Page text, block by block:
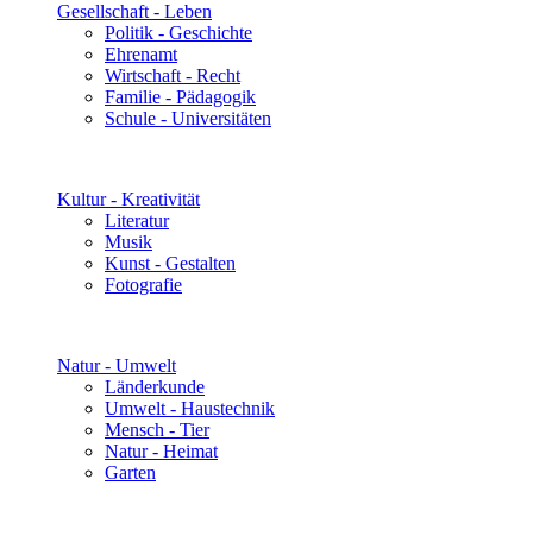
Gesellschaft - Leben
Politik - Geschichte
Ehrenamt
Wirtschaft - Recht
Familie - Pädagogik
Schule - Universitäten
Kultur - Kreativität
Literatur
Musik
Kunst - Gestalten
Fotografie
Natur - Umwelt
Länderkunde
Umwelt - Haustechnik
Mensch - Tier
Natur - Heimat
Garten